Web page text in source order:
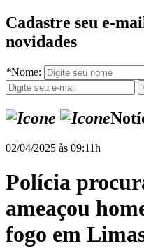
Cadastre seu e-
novidades
*Nome:
02/04/2025 às 09:11h
Polícia
ameaçou
fogo em